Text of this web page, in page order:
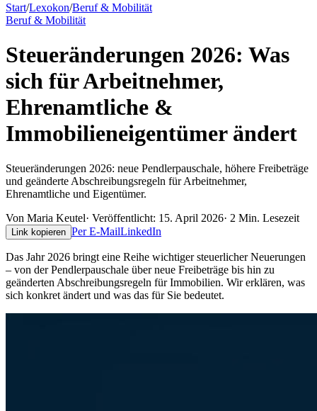
Start/Lexokon/Beruf & Mobilität
Beruf & Mobilität
Steueränderungen 2026: Was
sich für Arbeitnehmer,
Ehrenamtliche &
Immobilieneigentümer ändert
Steueränderungen 2026: neue Pendlerpauschale, höhere Freibeträge
und geänderte Abschreibungsregeln für Arbeitnehmer,
Ehrenamtliche und Eigentümer.
Von Maria Keutel· Veröffentlicht: 15. April 2026· 2 Min. Lesezeit
Link kopieren Per E-MailLinkedIn
Das Jahr 2026 bringt eine Reihe wichtiger steuerlicher Neuerungen
– von der Pendlerpauschale über neue Freibeträge bis hin zu
geänderten Abschreibungsregeln für Immobilien. Wir erklären, was
sich konkret ändert und was das für Sie bedeutet.